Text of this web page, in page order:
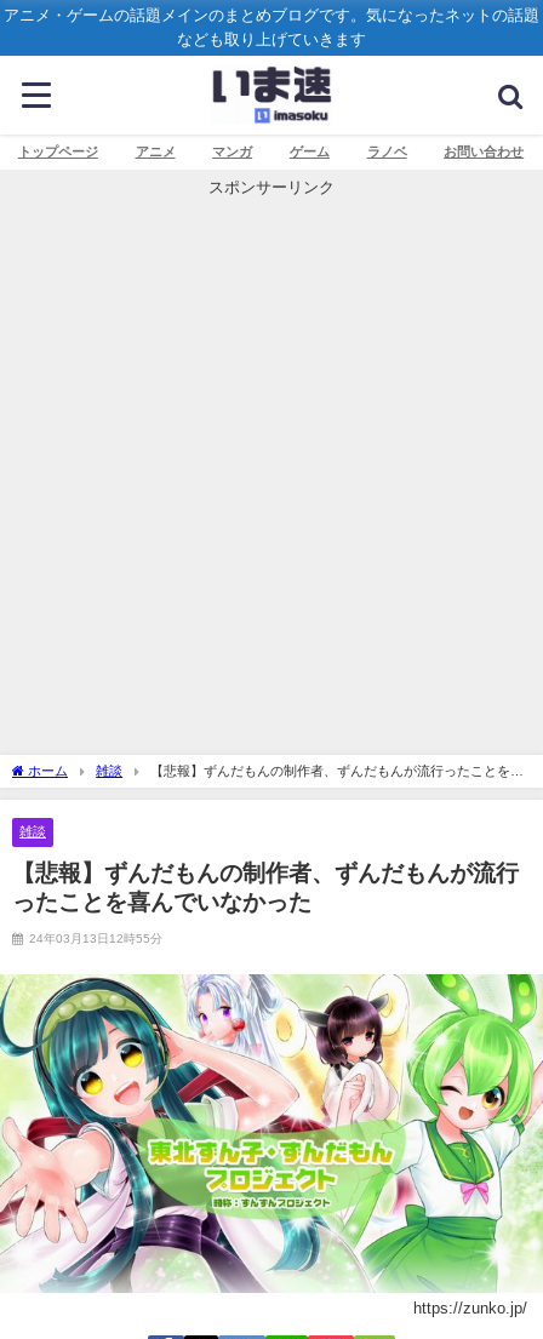
アニメ・ゲームの話題メインのまとめブログです。気になったネットの話題
なども取り上げていきます
トップページ アニメ マンガ ゲーム ラノベ お問い合わせ
スポンサーリンク
ホーム 雑談
【悲報】ずんだもんの制作者、ずんだもんが流行ったことを喜
んでいなかった
雑談
【悲報】ずんだもんの制作者、ずんだもんが流行
ったことを喜んでいなかった
24年03月13日12時55分
https://zunko.jp/